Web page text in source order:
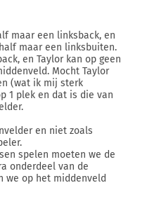
maar een linksback, en
maar een linksbuiten.
en Taylor kan op geen
Mocht Taylor
(wat ik mij sterk
1 plek en dat is die van
en niet zoals
spelen moeten we de
onderdeel van de
we op het middenveld